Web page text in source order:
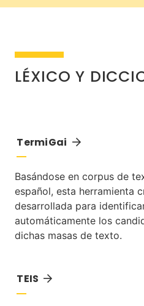
LÉXICO Y
TermiGai
Basándose en corpus de
español, esta herramienta
desarrollada para
automáticamente los
dichas masas de texto.
TEIS